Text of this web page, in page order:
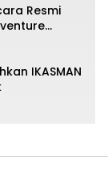
Resmi
IKASMAN